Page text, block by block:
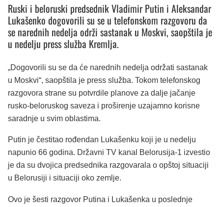
Ruski i beloruski predsednik Vladimir Putin i Aleksandar
Lukašenko dogovorili su se u telefonskom razgovoru da
se narednih nedelja održi sastanak u Moskvi, saopštila je
u nedelju press služba Kremlja.
„Dogovorili su se da će narednih nedelja održati sastanak
u Moskvi“, saopštila je press služba. Tokom telefonskog
razgovora strane su potvrdile planove za dalje jačanje
rusko-beloruskog saveza i proširenje uzajamno korisne
saradnje u svim oblastima.
Putin je čestitao rođendan Lukašenku koji je u nedelju
napunio 66 godina. Državni TV kanal Belorusija-1 izvestio
je da su dvojica predsednika razgovarala o opštoj situaciji
u Belorusiji i situaciji oko zemlje.
Ovo je šesti razgovor Putina i Lukašenka u poslednje